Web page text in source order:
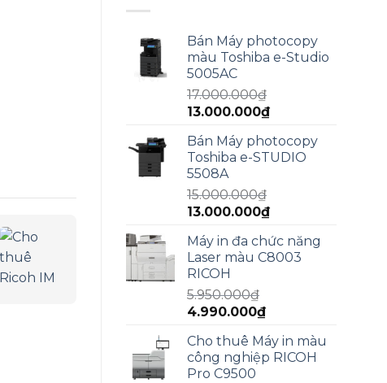
Bán Máy photocopy
màu Toshiba e-Studio
5005AC
17.000.000₫
Giá
là:
17.000.000₫.
13.000.000₫Giá
tại
là:
Bán Máy photocopy
Toshiba e-STUDIO
5508A
15.000.000₫
Giá
là:
15.000.000₫.
13.000.000₫Giá
tại
là:
Máy in đa chức năng
Laser màu C8003
RICOH
5.950.000₫
Giá
là:
5.950.000₫.
4.990.000₫Giá
tại
là:
Cho thuê Máy in màu
công nghiệp RICOH
Pro C9500